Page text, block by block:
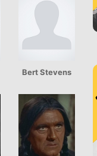
Bert Stevens